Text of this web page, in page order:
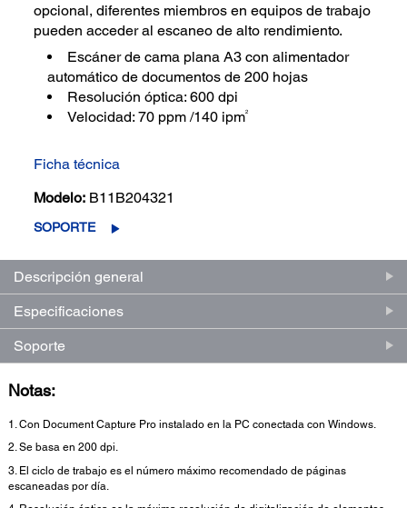
opcional, diferentes miembros en equipos de trabajo
pueden acceder al escaneo de alto rendimiento.
Escáner de cama plana A3 con alimentador
automático de documentos de 200 hojas
Resolución óptica: 600 dpi
Velocidad: 70 ppm /140 ipm2
Ficha técnica
Modelo: B11B204321
SOPORTE
Descripción general
Especificaciones
Soporte
Notas:
1. Con Document Capture Pro instalado en la PC conectada con Windows.
2. Se basa en 200 dpi.
3. El ciclo de trabajo es el número máximo recomendado de páginas
escaneadas por día.